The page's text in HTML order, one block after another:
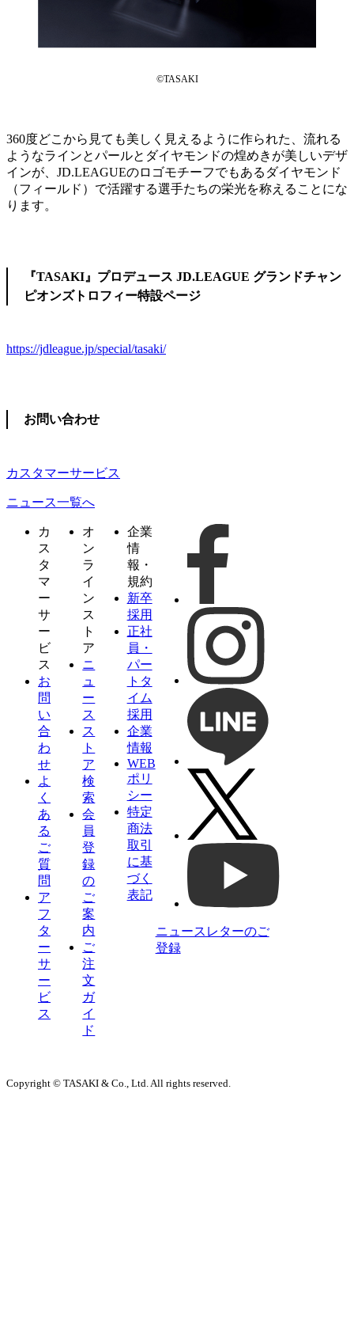
©TASAKI
360度どこから見ても美しく見えるように作られた、流れる
ようなラインとパールとダイヤモンドの煌めきが美しいデザ
インが、JD.LEAGUEのロゴモチーフでもあるダイヤモンド
（フィールド）で活躍する選手たちの栄光を称えることにな
ります。
『TASAKI』プロデュース JD.LEAGUE グランドチャン
ピオンズトロフィー特設ページ
https://jdleague.jp/special/tasaki/
お問い合わせ
カスタマーサービス
ニュース一覧へ
カ
ス
タ
マ
ー
サ
ー
ビ
ス
お
問
い
合
わ
せ
よ
く
あ
る
ご
質
問
ア
フ
タ
ー
サ
ー
ビ
ス
オ
ン
ラ
イ
ン
ス
ト
ア
ニ
ュ
ー
ス
ス
ト
ア
検
索
会
員
登
録
の
ご
案
内
ご
注
文
ガ
イ
ド
企業
情
報・
規約
新卒
採用
正社
員・
パー
トタ
イム
採用
企業
情報
WEB
ポリ
シー
特定
商法
取引
に基
づく
表記
ニュースレターのご
登録
Copyright © TASAKI & Co., Ltd. All rights reserved.